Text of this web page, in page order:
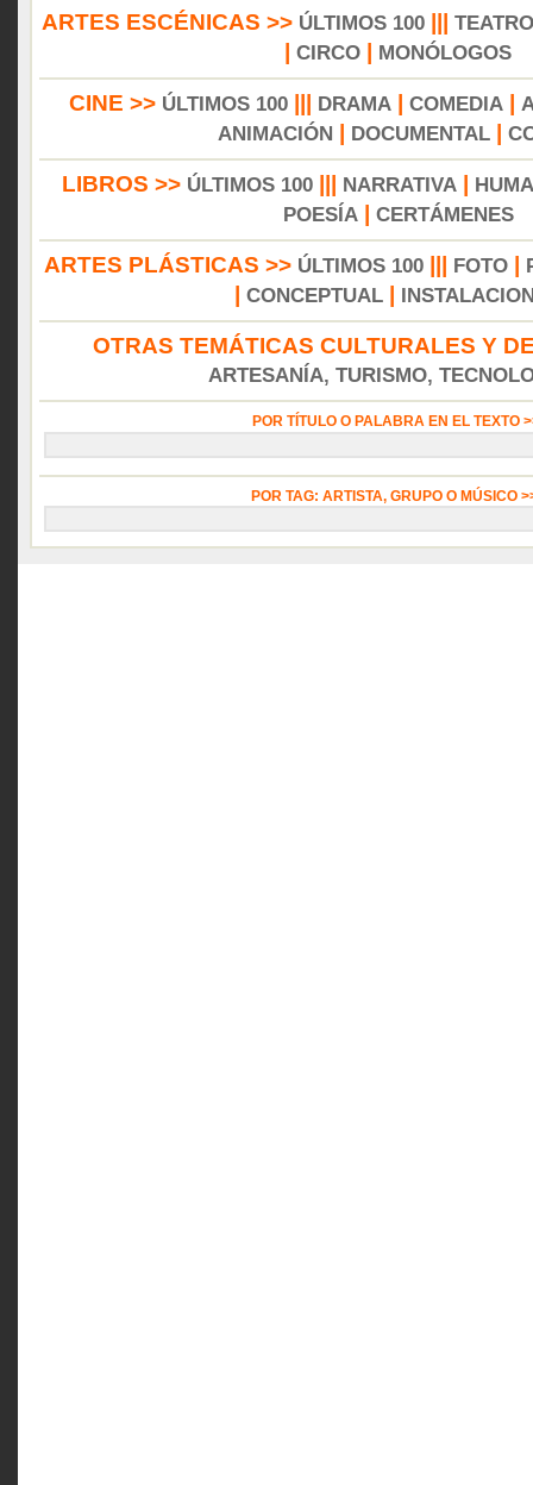
ARTES ESCÉNICAS >> ÚLTIMOS 100||| TEATRO
CIRCO MONÓLOGOS
CINE >> ÚLTIMOS 100 DRAMA COMEDIA
ANIMACIÓN
DOCUMENTAL|
LIBROS >> ÚLTIMOS 100 NARRATIVA
POESÍA| CERTÁMENES
ARTES PLÁSTICAS >> ÚLTIMOS 100 FOTO
CONCEPTUAL
OTRAS TEMÁTICAS CULTURALES Y
ARTESANÍA, TURISMO,
POR TÍTULO O PALABRA EN EL TEXTO
POR TAG: ARTISTA, GRUPO O MÚSICO